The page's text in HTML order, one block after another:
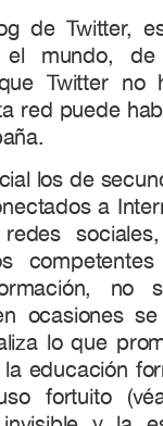
de Twitter,
el mundo,
Twitter no
red puede
los de
a
no
ocasiones se
lo que
educación
fortuito